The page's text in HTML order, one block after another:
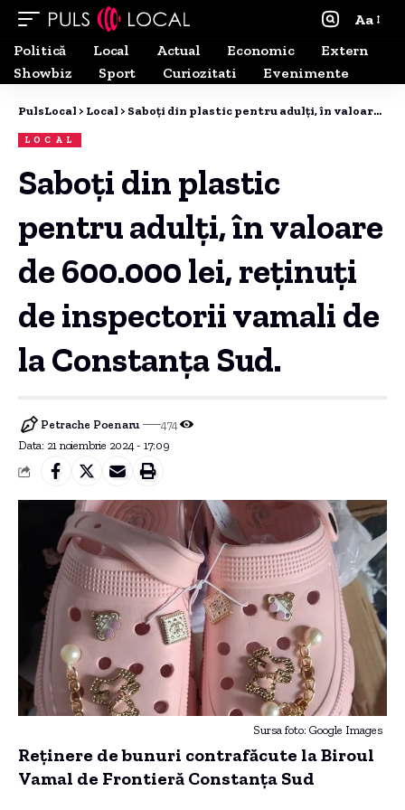
Aa
Politică
Local Actual Economic
Extern
Showbiz
Sport Curiozitati Evenimente
PulsLocal > Local > Saboţi din plastic pentru adulţi, în valoare de 600.000 lei, reţinuţi de inspectorii vamali de la Constanța Sud.
LOCAL
Saboţi din plastic
pentru adulţi, în valoare
de 600.000 lei, reţinuţi
de inspectorii vamali de
la Constanța Sud.
Data: 21 noiembrie 2024 - 17:09
Petrache Poenaru 474
Sursa foto: Google Images
Reținere de bunuri contrafăcute la Biroul
Vamal de Frontieră Constanța Sud